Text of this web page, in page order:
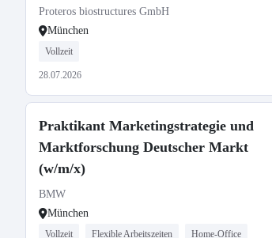
Proteros biostructures GmbH
München
Vollzeit
28.07.2026
Praktikant Marketingstrategie und
Marktforschung Deutscher Markt
(w/m/x)
BMW
München
Vollzeit Flexible Arbeitszeiten Home-Office